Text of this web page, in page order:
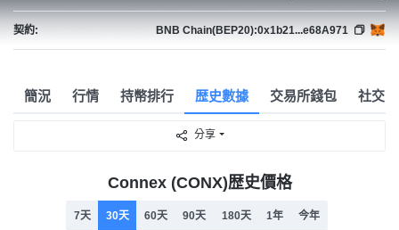
契約: BNB Chain(BEP20):0x1b21...e68A971
簡況 行情 持幣排行 歴史數據 交易所錢包 社交
分享
Connex (CONX)歴史價格
7天 30天 60天 90天 180天 1年 今年